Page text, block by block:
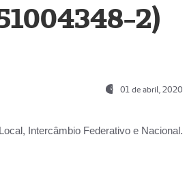
2)
01 de abril, 2020
Intercâmbio Federativo e Nacional.